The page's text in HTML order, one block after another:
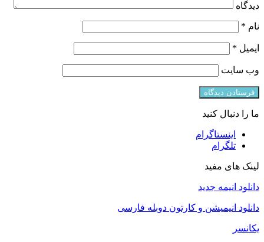
دیدگاه
نام *
ایمیل *
وب‌ سایت
ما را دنبال کنید
اینستاگرام
تلگرام
لینک های مفید
دانلود انیمه جدید
دانلود انیمیشن و کارتون دوبله فارسی
یکانسر